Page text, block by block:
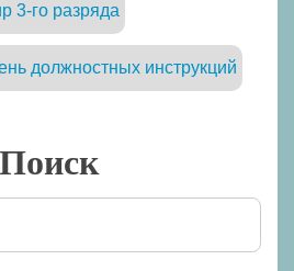
3-го разряда
должностных инструкций
Поиск